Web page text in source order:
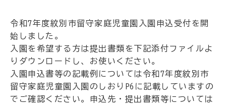
令和7年度紋別市留守家庭児童園入園申込受付を開
始しました。
入園を希望する方は提出書類を下記添付ファイルよ
りダウンロードし、お使いください。
入園申込書等の記載例については令和7年度紋別市
留守家庭児童園入園のしおりP6に記載していますの
でご確認ください。申込先・提出書類等については